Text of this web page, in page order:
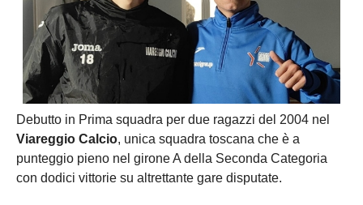
Debutto in Prima squadra per due ragazzi del 2004 nel
Viareggio Calcio, unica squadra toscana che è a
punteggio pieno nel girone A della Seconda Categoria
con dodici vittorie su altrettante gare disputate.